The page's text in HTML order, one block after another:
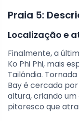
Praia 5:
Localização e
Finalmente, a
Ko Phi Phi, mais
Tailândia.
Bay é cercada
altura, criando
pitoresco que